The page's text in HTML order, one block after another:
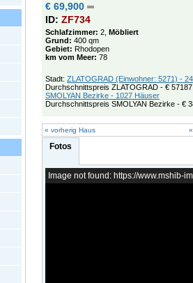
€ 69,900
ID: ZF734
Schlafzimmer: 2, Möbliert
Grund: 400 qm
Gebiet: Rhodopen
km vom Meer: 78
Stadt: ZLATOGRAD (Einwohner: 5271) -
Durchschnittspreis ZLATOGRAD - € 57187
SMOLYAN Bezirke - 1027 Häuser
Durchschnittspreis SMOLYAN Bezirke - €
« vorherig Haus
Fotos
Image not found: https://www.mshib-